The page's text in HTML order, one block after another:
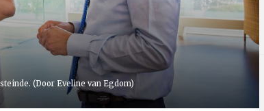
(Door Eveline van Egdom)